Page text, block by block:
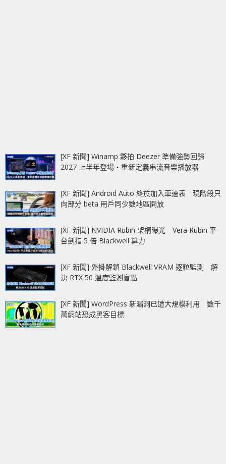
[XF 新聞] Winamp 夥拍 Deezer 準備強勢回歸
2027 上半年登場‧重新定義串流音樂播放器
[XF 新聞] Android Auto 終於加入車速表 現階段只
向部分 beta 用戶同少數地區開放
[XF 新聞] NVIDIA Rubin 架構曝光 Vera Rubin 平
台劍指 5 倍 Blackwell 算力
[XF 新聞] 外掛解鎖 Blackwell VRAM 逐粒監測 解
決 RTX 50 溫度監測盲點
[XF 新聞] WordPress 新漏洞已遭大規模利用 數千
萬網站恐成黑客目標